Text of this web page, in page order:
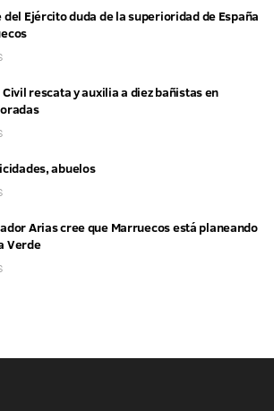
Ejército duda de la superioridad de España
rescata y auxilia a diez bañistas en
abuelos
Arias cree que Marruecos está planeando
Verde